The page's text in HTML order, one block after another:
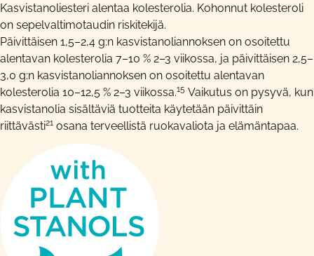
Kasvistanoliesteri alentaa kolesterolia. Kohonnut kolesteroli
on sepelvaltimotaudin riskitekijä.
Päivittäisen 1,5–2,4 g:n kasvistanoliannoksen on osoitettu
alentavan kolesterolia 7–10 % 2–3 viikossa, ja päivittäisen 2,5–
3,0 g:n kasvistanoliannoksen on osoitettu alentavan
kolesterolia 10–12,5 % 2–3 viikossa.15 Vaikutus on pysyvä, kun
kasvistanolia sisältäviä tuotteita käytetään päivittäin
riittävästi21 osana terveellistä ruokavaliota ja elämäntapaa.